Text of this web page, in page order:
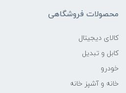
محصولات فروشگاهی
کالای دیجیتال
کابل و تبدیل
خودرو
خانه و آشپز خانه